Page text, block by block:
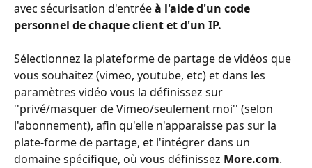
avec sécurisation d'entrée à l'aide d'un code
personnel de chaque client et d'un IP.
Sélectionnez la plateforme de partage de vidéos que
vous souhaitez (vimeo, youtube, etc) et dans les
paramètres vidéo vous la définissez sur
''privé/masquer de Vimeo/seulement moi'' (selon
l'abonnement), afin qu'elle n'apparaisse pas sur la
plate-forme de partage, et l'intégrer dans un
domaine spécifique, où vous définissez More.com.